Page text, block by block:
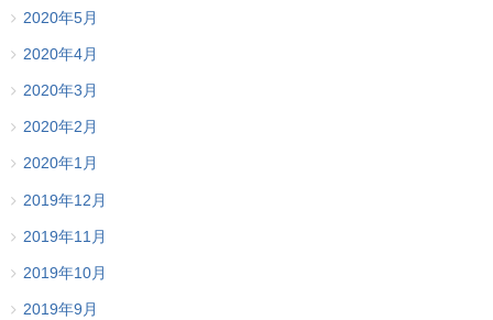
2020年5月
2020年4月
2020年3月
2020年2月
2020年1月
2019年12月
2019年11月
2019年10月
2019年9月